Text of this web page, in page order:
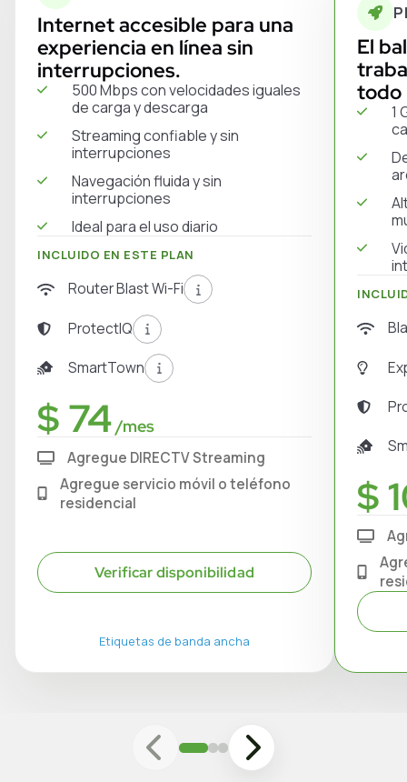
Internet accesible para una
experiencia en línea sin
interrupciones.
$ 74/mes
500 Mbps con velocidades iguales
de carga y descarga
Streaming confiable y sin
interrupciones
Navegación fluida y sin
interrupciones
Ideal para el uso diario
INCLUIDO EN ESTE PLAN
Router Blast Wi-Fi
ProtectIQ
SmartTown
Agregue DIRECTV Streaming
Agregue servicio móvil o teléfono
residencial
Verificar disponibilidad
Etiquetas de banda ancha
El
todo
$
1